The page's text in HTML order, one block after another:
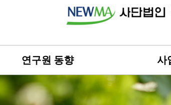
연구원 동향 사